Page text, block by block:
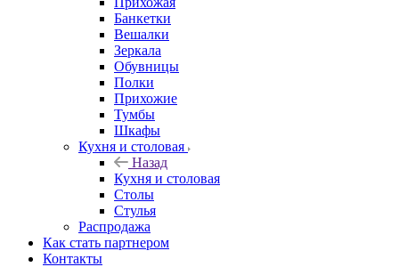
Банкетки
Вешалки
Зеркала
Обувницы
Полки
Прихожие
Тумбы
Шкафы
Кухня и столовая
Назад
Кухня и столовая
Столы
Стулья
Распродажа
Как стать партнером
Контакты